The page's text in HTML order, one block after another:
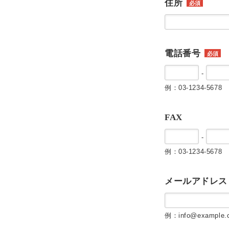
住所 必須
電話番号 必須
-
例：03-1234-5678
FAX
-
例：03-1234-5678
メールアドレス
例：